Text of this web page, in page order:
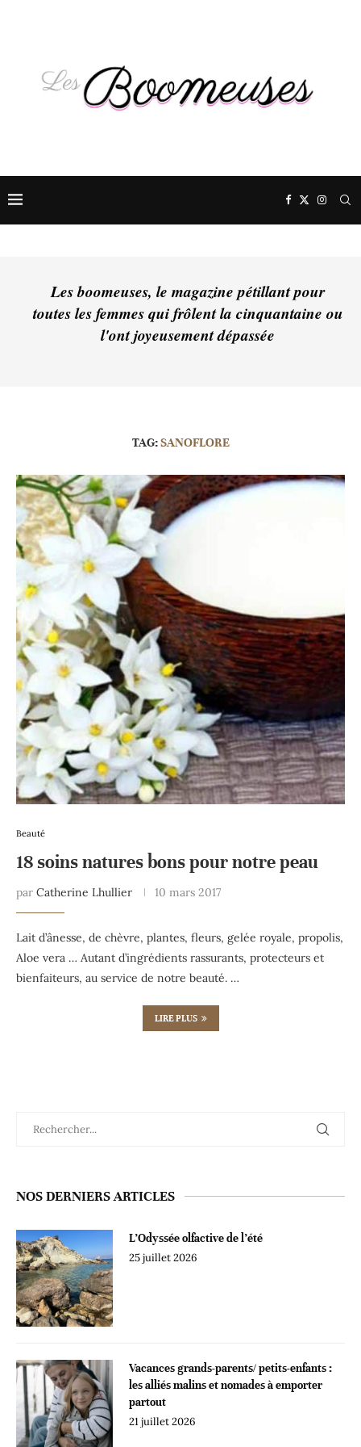
Les boomeuses, le magazine pétillant pour
toutes les femmes qui frôlent la cinquantaine ou
l'ont joyeusement dépassée
TAG:SANOFLORE
Beauté
18 soins natures bons pour notre peau
par Catherine Lhullier 10 mars 2017
Lait d’ânesse, de chèvre, plantes, fleurs, gelée royale, propolis,
Aloe vera … Autant d’ingrédients rassurants, protecteurs et
bienfaiteurs, au service de notre beauté. …
LIRE PLUS
NOS DERNIERS ARTICLES
L’Odyssée olfactive de l’été
25 juillet 2026
Vacances grands-parents/ petits-enfants :
les alliés malins et nomades à emporter
partout
21 juillet 2026